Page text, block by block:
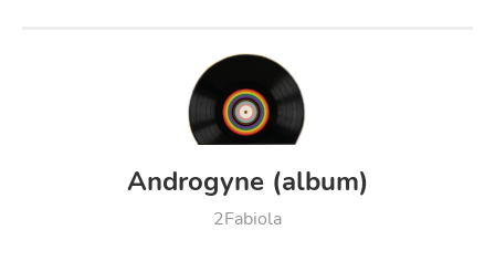
Androgyne (album)
2Fabiola